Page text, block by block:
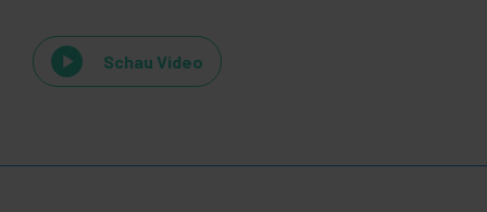
Schau Video